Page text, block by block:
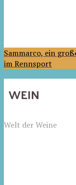
Sammarco, ein
im Rennsport
WEIN
Welt der Weine